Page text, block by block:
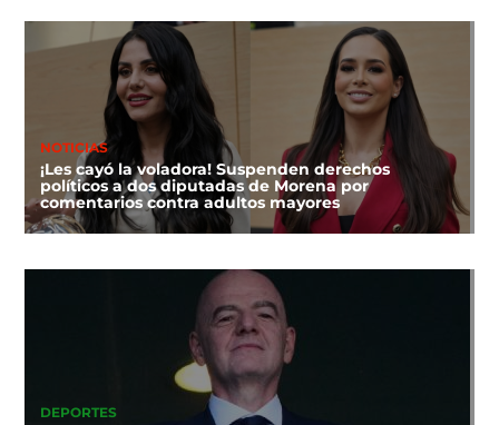
NOTICIAS
¡Les cayó la voladora! Suspenden derechos
políticos a dos diputadas de Morena por
comentarios contra adultos mayores
DEPORTES